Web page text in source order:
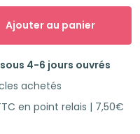
Ajouter au panier
4-6 jours ouvrés
achetés
en point relais | 7,50€